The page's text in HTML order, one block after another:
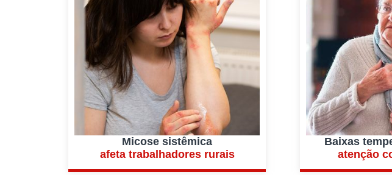
Micose sistêmica
afeta trabalhadores rurais
Baixas
atenção